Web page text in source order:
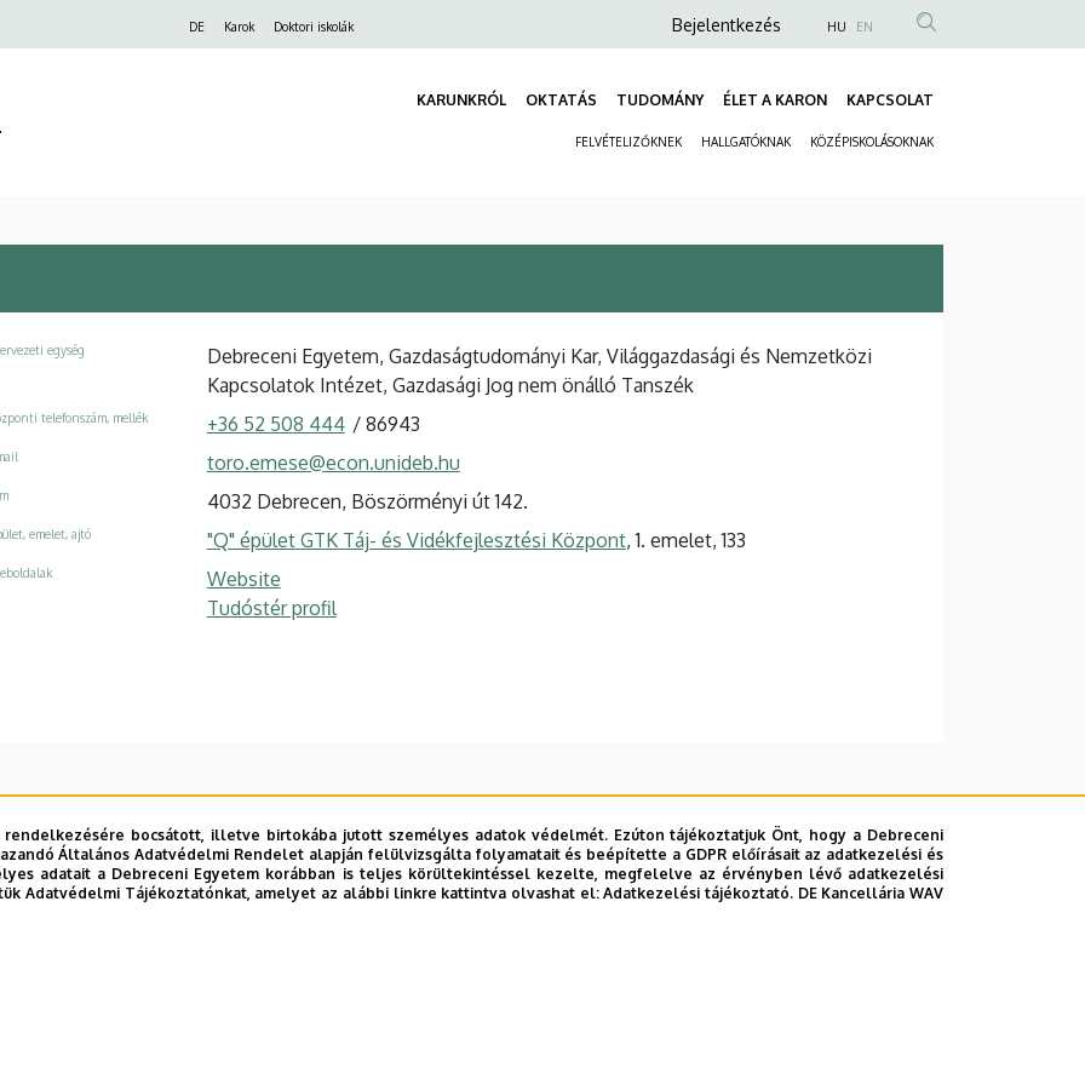
DE Karok Doktori iskolák
Anonim
fiók
Bejelentkezés HU EN
KARUNKRÓL OKTATÁS TUDOMÁNY ÉLET A KARON KAPCSOLAT
FELVÉTELIZŐKNEK HALLGATÓKNAK KÖZÉPISKOLÁSOKNAK
egység
Debreceni Egyetem, Gazdaságtudományi Kar, Világgazdasági és Nemzetközi
Kapcsolatok Intézet, Gazdasági Jog nem önálló Tanszék
telefonszám, mellék +36 52 508 444 / 86943
toro.emese@econ.unideb.hu
4032 Debrecen, Böszörményi út 142.
emelet, ajtó "Q" épület GTK Táj- és Vidékfejlesztési Központ, 1. emelet, 133
Website
Tudóstér profil
bocsátott, illetve birtokába jutott személyes adatok védelmét. Ezúton tájékoztatjuk Önt, hogy a Debreceni
Általános Adatvédelmi Rendelet alapján felülvizsgálta folyamatait és beépítette a GDPR előírásait az adatkezelési és
adatait a Debreceni Egyetem korábban is teljes körültekintéssel kezelte, megfelelve az érvényben lévő adatkezelési
Adatvédelmi Tájékoztatónkat, amelyet az alábbi linkre kattintva olvashat el:Adatkezelési tájékoztató. DE Kancellária WAV